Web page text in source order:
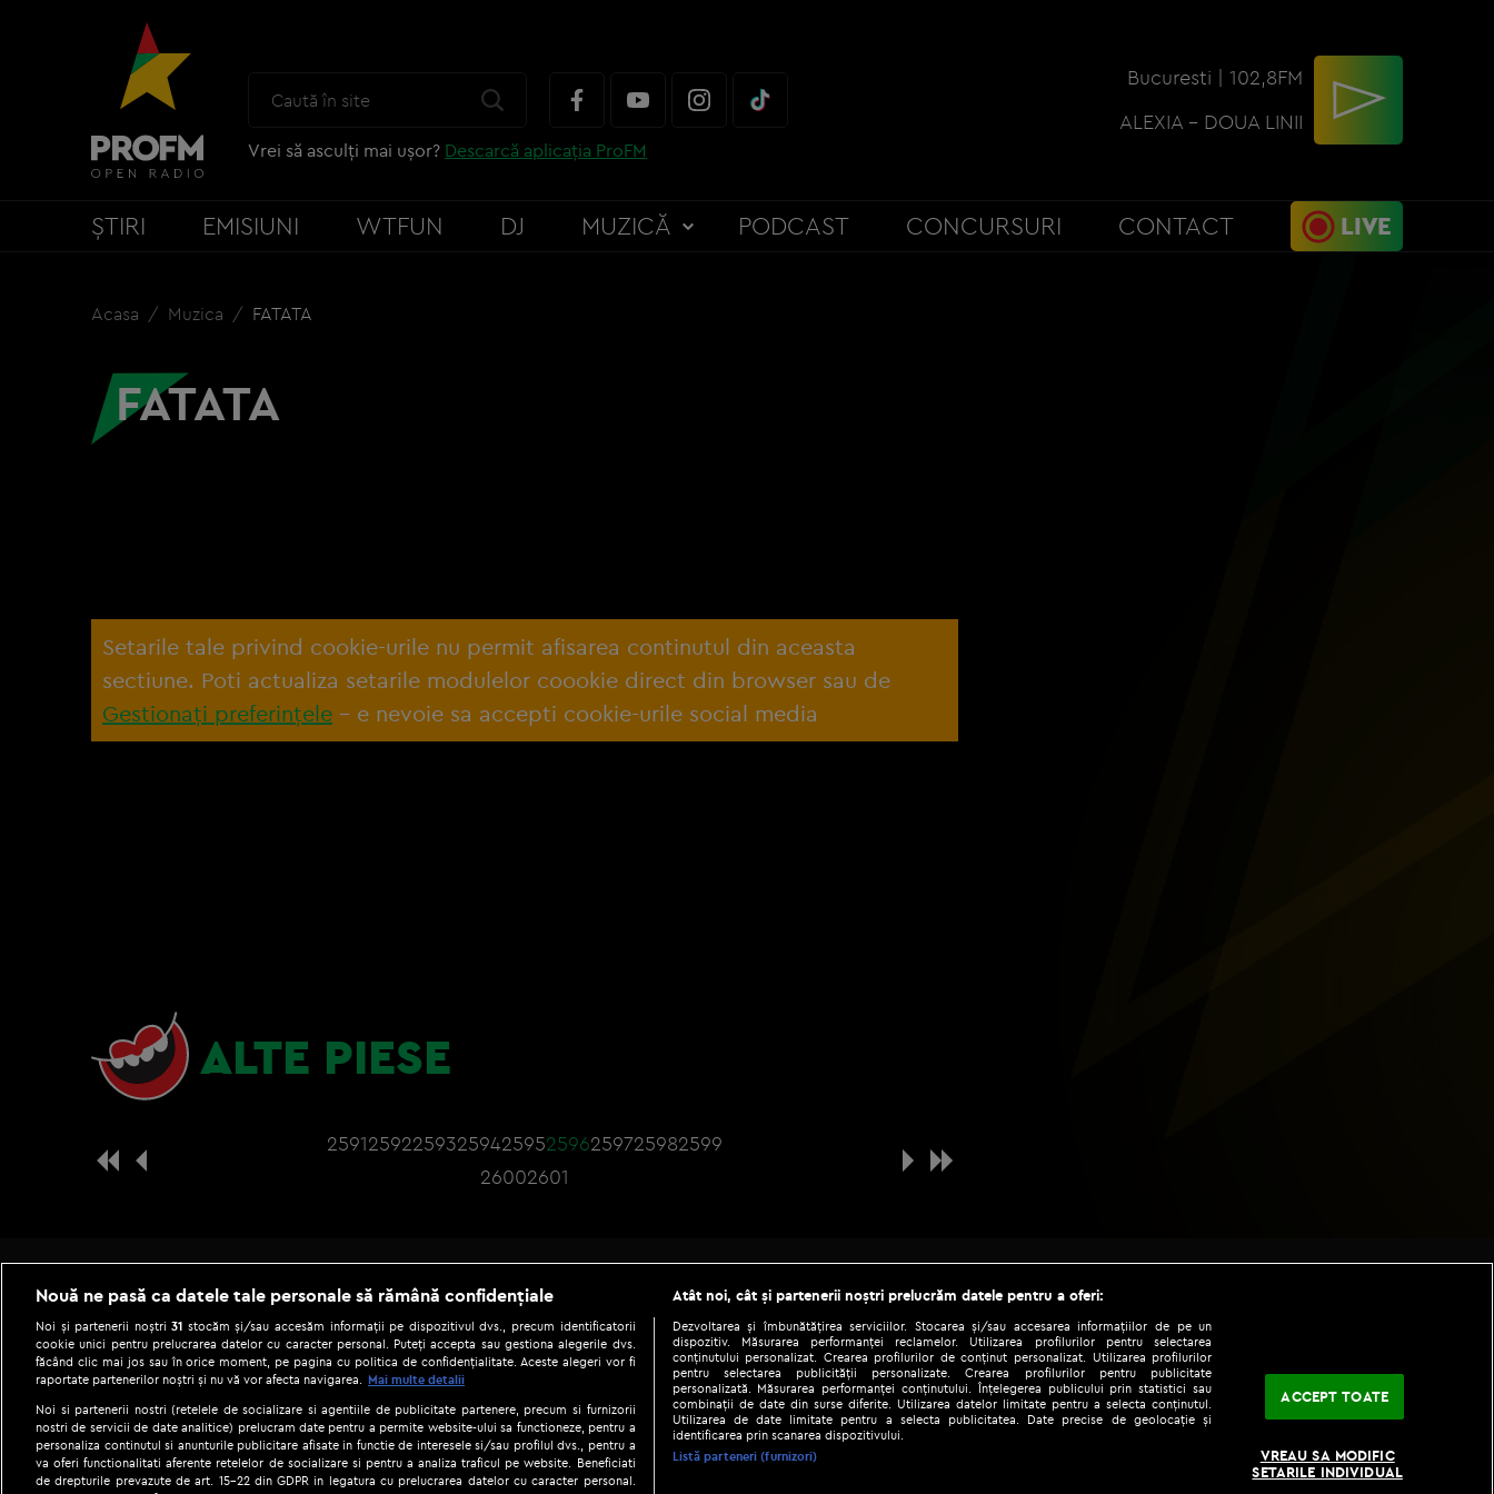
Vrei să asculți mai ușor? Descarcă aplicația ProFM
Bucuresti | 102,8FM
ALEXIA - DOUA LINII
ȘTIRI EMISIUNI WTFUN DJ MUZICĂ PODCAST CONCURSURI CONTACT LIVE
Acasa Muzica FATATA
FATATA
Setarile tale privind cookie-urile nu permit afisarea continutul din aceasta
sectiune. Poti actualiza setarile modulelor coookie direct din browser sau de
Gestionați preferințele – e nevoie sa accepti cookie-urile social media
ALTE PIESE
259125922593259425952596259725982599
26002601
Be social
Copyright © 2026 / DIGI ROMANIA S.A.
Gestionați preferințele|Termeni și condiții|Politica de confidențialitate|
Nouă ne pasă ca datele tale personale să rămână confidențiale
Noi și partenerii noștri31 stocăm și/sau accesăm informații pe dispozitivul dvs., precum identificatorii
cookie unici pentru prelucrarea datelor cu caracter personal. Puteți accepta sau gestiona alegerile dvs.
făcând clic mai jos sau în orice moment, pe pagina cu politica de confidențialitate. Aceste alegeri vor fi
raportate partenerilor noștri și nu vă vor afecta navigarea.
Mai multe detalii
Noi si partenerii nostri (retelele de socializare si agentiile de publicitate partenere, precum si furnizorii
nostri de servicii de date analitice) prelucram date pentru a permite website-ului sa functioneze, pentru a
personaliza continutul si anunturile publicitare afisate in functie de interesele si/sau profilul dvs., pentru a
va oferi functionalitati aferente retelelor de socializare si pentru a analiza traficul pe website. Beneficiati
de drepturile prevazute de art. 15-22 din GDPR in legatura cu prelucrarea datelor cu caracter personal.
Atât noi, cât și partenerii noștri prelucrăm datele pentru a oferi:
Dezvoltarea și îmbunătățirea serviciilor. Stocarea și/sau accesarea informațiilor de pe un
dispozitiv. Măsurarea performanței reclamelor. Utilizarea profilurilor pentru selectarea
conținutului personalizat. Crearea profilurilor de conținut personalizat. Utilizarea profilurilor
pentru selectarea publicității personalizate. Crearea profilurilor pentru publicitate
personalizată. Măsurarea performanței conținutului. Înțelegerea publicului prin statistici sau
combinații de date din surse diferite. Utilizarea datelor limitate pentru a selecta conținutul.
Utilizarea de date limitate pentru a selecta publicitatea. Date precise de geolocație și
identificarea prin scanarea dispozitivului.
Listă parteneri (furnizori)
ACCEPT TOATE
VREAU SA MODIFIC
SETARILE INDIVIDUAL